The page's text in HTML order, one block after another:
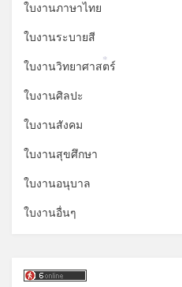
ใบงานภาษาไทย
ใบงานระบายสี
ใบงานวิทยาศาสตร์
ใบงานศิลปะ
ใบงานสังคม
ใบงานสุขศึกษา
ใบงานอนุบาล
ใบงานอื่นๆ
*